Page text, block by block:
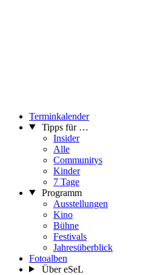
Terminkalender
Tipps für …
Insider
Alle
Communitys
Kinder
7 Tage
Programm
Ausstellungen
Kino
Bühne
Festivals
Jahresüberblick
Fotoalben
Über eSeL